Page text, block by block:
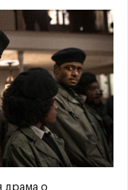
драма о